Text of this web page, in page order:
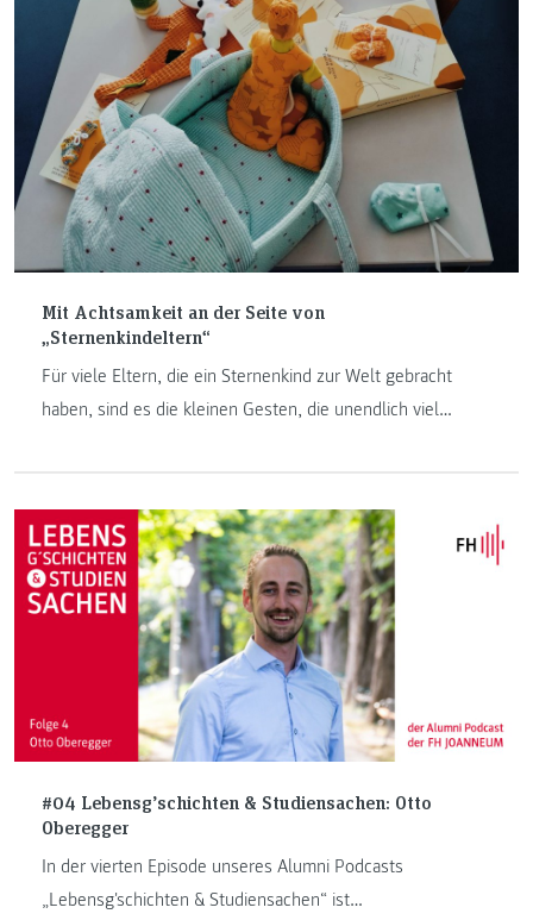
Mit Achtsamkeit an der Seite von
„Sternenkindeltern“
Für viele Eltern, die ein Sternenkind zur Welt gebracht
haben, sind es die kleinen Gesten, die unendlich viel
einem Körperöl zu versorgen, sind Wünsche, die tief aus
dem Bedürfnis kommen, ein Stück Elternsein leben zu
dürfen. Diese Handlungen schenken Nähe, ermöglichen
Berührung und schaffen einen würdevollen Rahmen für
den Abschied.
#04 Lebensg’schichten & Studiensachen: Otto
Oberegger
In der vierten Episode unseres Alumni Podcasts
„Lebensg'schichten & Studiensachen“ ist